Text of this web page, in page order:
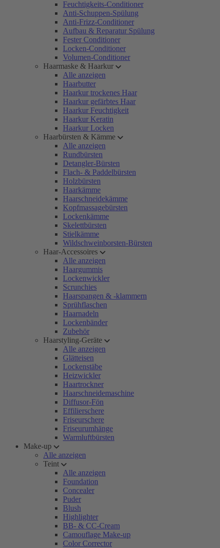
Feuchtigkeits-Conditioner
Anti-Schuppen-Spülung
Anti-Frizz-Conditioner
Aufbau & Reparatur Spülung
Fester Conditioner
Locken-Conditioner
Volumen-Conditioner
Haarmaske & Haarkur
Alle anzeigen
Haarbutter
Haarkur trockenes Haar
Haarkur gefärbtes Haar
Haarkur Feuchtigkeit
Haarkur Keratin
Haarkur Locken
Haarbürsten & Kämme
Alle anzeigen
Rundbürsten
Detangler-Bürsten
Flach- & Paddelbürsten
Holzbürsten
Haarkämme
Haarschneidekämme
Kopfmassagebürsten
Lockenkämme
Skelettbürsten
Stielkämme
Wildschweinborsten-Bürsten
Haar-Accessoires
Alle anzeigen
Haargummis
Lockenwickler
Scrunchies
Haarspangen & -klammern
Sprühflaschen
Haarnadeln
Lockenbänder
Zubehör
Haarstyling-Geräte
Alle anzeigen
Glätteisen
Lockenstäbe
Heizwickler
Haartrockner
Haarschneidemaschine
Diffusor-Fön
Effilierschere
Friseurschere
Friseurumhänge
Warmluftbürsten
Make-up
Alle anzeigen
Teint
Alle anzeigen
Foundation
Concealer
Puder
Blush
Highlighter
BB- & CC-Cream
Camouflage Make-up
Color Corrector